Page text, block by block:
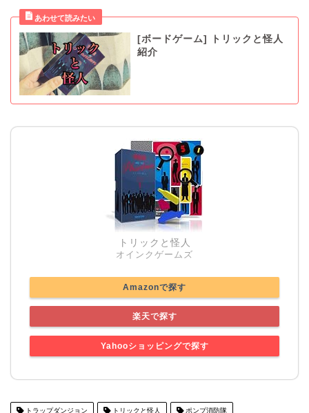
[ボードゲーム] トリックと怪人
紹介
トリックと怪人
オインクゲームズ
Amazonで探す
楽天で探す
Yahooショッピングで探す
トラップダンジョン トリックと怪人 ポンプ消防隊